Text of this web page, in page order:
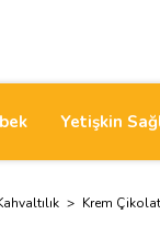
Yetişkin
Krem